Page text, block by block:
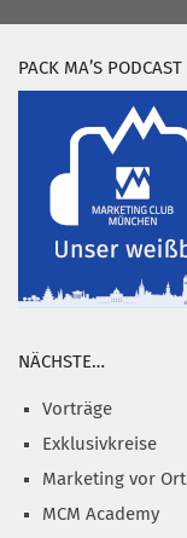
PACK MA’S PODCAST
NÄCHSTE…
Vorträge
Exklusivkreise
Marketing vor Ort
MCM Academy